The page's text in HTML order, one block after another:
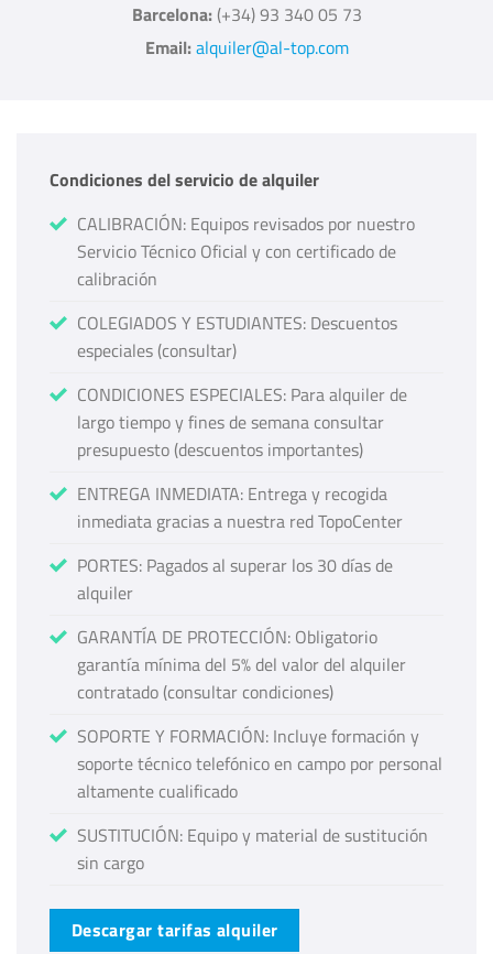
Barcelona:(+34) 93 340 05 73
Email:alquiler@al-top.com
Condiciones del servicio de alquiler
CALIBRACIÓN: Equipos revisados por nuestro
Servicio Técnico Oficial y con certificado de
calibración
COLEGIADOS Y ESTUDIANTES: Descuentos
especiales (consultar)
CONDICIONES ESPECIALES: Para alquiler de
largo tiempo y fines de semana consultar
presupuesto (descuentos importantes)
ENTREGA INMEDIATA: Entrega y recogida
inmediata gracias a nuestra red TopoCenter
PORTES: Pagados al superar los 30 días de
alquiler
GARANTÍA DE PROTECCIÓN: Obligatorio
garantía mínima del 5% del valor del alquiler
contratado (consultar condiciones)
SOPORTE Y FORMACIÓN: Incluye formación y
soporte técnico telefónico en campo por personal
altamente cualificado
SUSTITUCIÓN: Equipo y material de sustitución
sin cargo
Descargar tarifas alquiler